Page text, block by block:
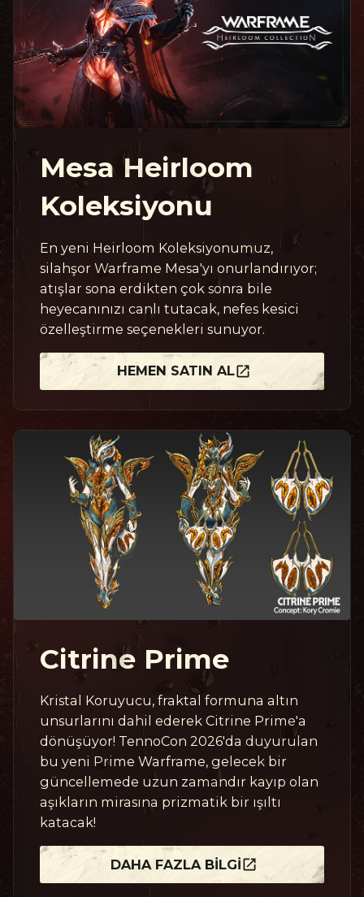
Mesa Heirloom
Koleksiyonu
En yeni Heirloom Koleksiyonumuz,
silahşor Warframe Mesa'yı onurlandırıyor;
atışlar sona erdikten çok sonra bile
heyecanınızı canlı tutacak, nefes kesici
özelleştirme seçenekleri sunuyor.
HEMEN SATIN AL
Citrine Prime
Kristal Koruyucu, fraktal formuna altın
unsurlarını dahil ederek Citrine Prime'a
dönüşüyor! TennoCon 2026'da duyurulan
bu yeni Prime Warframe, gelecek bir
güncellemede uzun zamandır kayıp olan
aşıkların mirasına prizmatik bir ışıltı
katacak!
DAHA FAZLA BILGI